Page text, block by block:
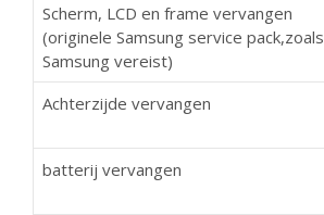
Scherm, LCD en frame vervangen
(originele Samsung service pack,zoals
Samsung vereist)
Achterzijde vervangen
batterij vervangen